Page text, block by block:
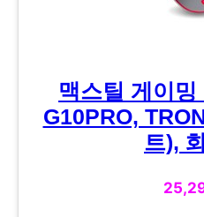
맥스틸 게이
G10PRO,
트),